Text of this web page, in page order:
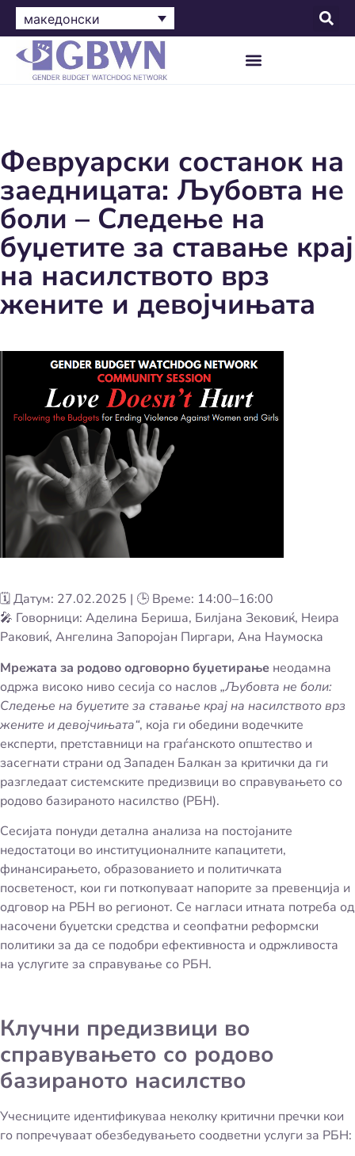
македонски
Февруарски состанок на
заедницата: Љубовта не
боли – Следење на
буџетите за ставање крај
на насилството врз
жените и девојчињата
🗓️ Датум: 27.02.2025 | 🕒 Време: 14:00–16:00
🎤 Говорници: Аделина Бериша, Билјана Зековиќ, Неира
Раковиќ, Ангелина Запоројан Пиргари, Ана Наумоска
Мрежата за родово одговорно буџетирање неодамна
одржа високо ниво сесија со наслов „Љубовта не боли:
Следење на буџетите за ставање крај на насилството врз
жените и девојчињата“, која ги обедини водечките
експерти, претставници на граѓанското општество и
засегнати страни од Западен Балкан за критички да ги
разгледаат системските предизвици во справувањето со
родово базираното насилство (РБН).
Сесијата понуди детална анализа на постојаните
недостатоци во институционалните капацитети,
финансирањето, образованието и политичката
посветеност, кои ги поткопуваат напорите за превенција и
одговор на РБН во регионот. Се нагласи итната потреба од
насочени буџетски средства и сеопфатни реформски
политики за да се подобри ефективноста и одржливоста
на услугите за справување со РБН.
Клучни предизвици во
справувањето со родово
базираното насилство
Учесниците идентификуваа неколку критични пречки кои
го попречуваат обезбедувањето соодветни услуги за РБН: